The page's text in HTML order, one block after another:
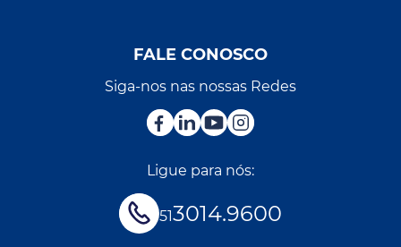
FALE CONOSCO
Siga-nos nas nossas Redes
Ligue para nós:
513014.9600